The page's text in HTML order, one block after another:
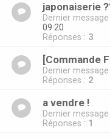
japonaiserie
Dernier
09:20
Réponses : 3
[Commande
Dernier
Réponses : 2
a vendre !
Dernier
Réponses : 1